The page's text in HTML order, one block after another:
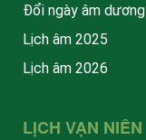
Đổi ngày âm dương
Lịch âm 2025
Lịch âm 2026
LỊCH VẠN NIÊN